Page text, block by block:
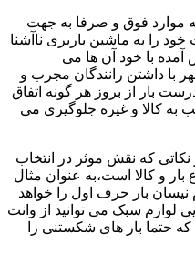
موارد فوق و صرفا به جهت
را به ماشین باربری ناآشنا
با خود آن ها می
با داشتن رانندگان مجرب و
بار از بروز هر گونه اتفاق
به کالا و غیره جلوگیری می
نکاتی که نقش موثر در انتخاب
بار و کالا است،به عنوان مثال
نیسان بار حرف اول را خواهد
لوازم سبک می توانید از وانت
که حتما بار های شکستنی را